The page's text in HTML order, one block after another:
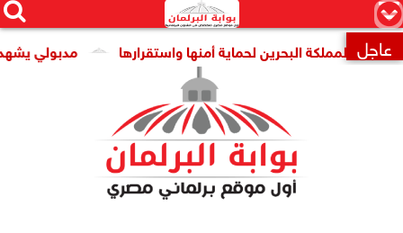
×


 عاجل مدبولي يشهد البحرين لحماية أمنها واستقرارها